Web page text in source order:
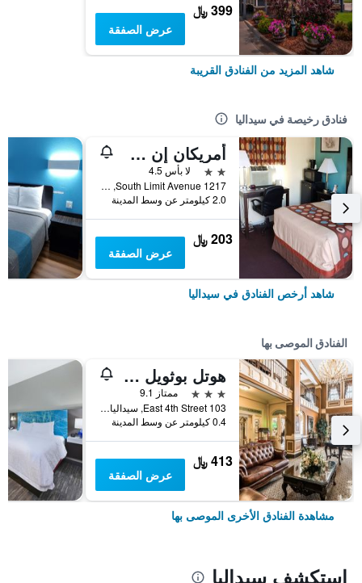
399 ﷼
عرض الصفقة
شاهد المزيد من الفنادق القريبة
فنادق رخيصة في سيداليا
أمريكان إن سيداليا
2 نجمتين
لا بأس 4.5
1217 South Limit Avenue, سيداليا, MO, الولايات المتحدة الأميريكية
2.0 كيلومتر عن وسط المدينة
203 ﷼
عرض الصفقة
شاهد أرخص الفنادق في سيداليا
الفنادق الموصى بها
هوتل بوثويل سيداليا سنترال ديستريكت، آن أسيند كوليكشن هوتل
3 نجوم
ممتاز 9.1
103 East 4th Street, سيداليا, MO, الولايات المتحدة الأميريكية
0.4 كيلومتر عن وسط المدينة
413 ﷼
عرض الصفقة
مشاهدة الفنادق الأخرى الموصى بها
استكشف سيداليا